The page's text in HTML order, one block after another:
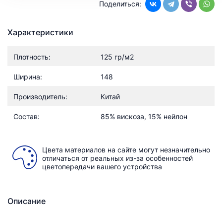
Поделиться:
Характеристики
Плотность: 125 гр/м2
Ширина: 148
Производитель: Китай
Состав: 85% вискоза, 15% нейлон
Цвета материалов на сайте могут незначительно
отличаться от реальных из-за особенностей
цветопередачи вашего устройства
Описание